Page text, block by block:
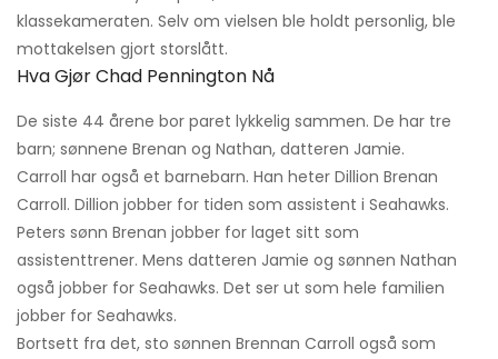
klassekameraten. Selv om vielsen ble holdt personlig, ble
mottakelsen gjort storslått.
Hva Gjør Chad Pennington Nå
De siste 44 årene bor paret lykkelig sammen. De har tre
barn; sønnene Brenan og Nathan, datteren Jamie.
Carroll har også et barnebarn. Han heter Dillion Brenan
Carroll. Dillion jobber for tiden som assistent i Seahawks.
Peters sønn Brenan jobber for laget sitt som
assistenttrener. Mens datteren Jamie og sønnen Nathan
også jobber for Seahawks. Det ser ut som hele familien
jobber for Seahawks.
Bortsett fra det, sto sønnen Brennan Carroll også som